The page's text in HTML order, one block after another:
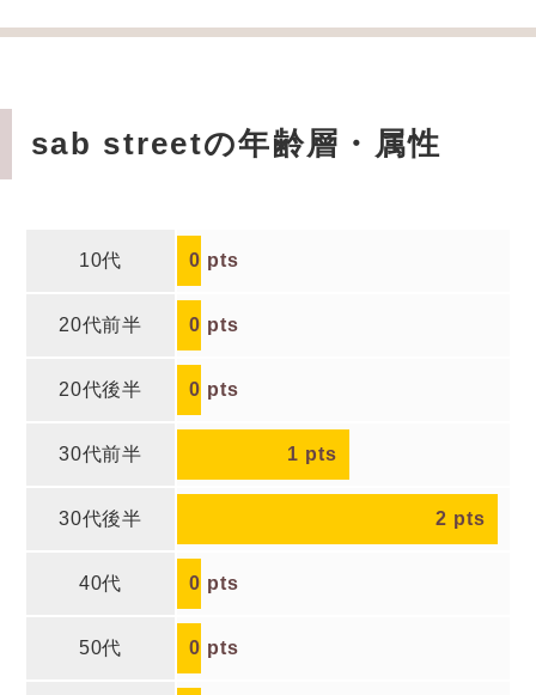
sab streetの年齢層・属性
10代 0 pts
20代前半 0 pts
20代後半 0 pts
30代前半 1 pts
30代後半 2 pts
40代 0 pts
50代 0 pts